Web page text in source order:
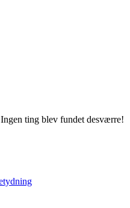
Ingen ting blev fundet desværre!